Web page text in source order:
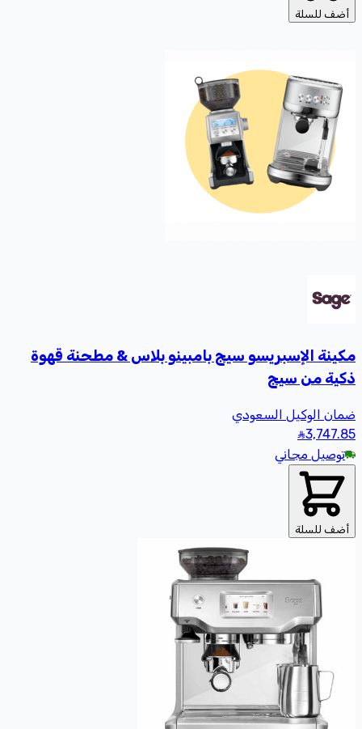
أضف للسلة
مكينة الإسبريسو سيج بامبينو بلاس & مطحنة قهوة
ذكية من سيج
ضمان الوكيل السعودي
3,747.85
توصيل مجاني
أضف للسلة